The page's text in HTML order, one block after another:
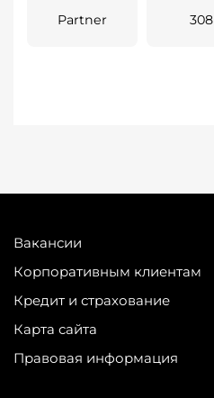
Partner 308
Вакансии
Корпоративным клиентам
Кредит и страхование
Карта сайта
Правовая информация